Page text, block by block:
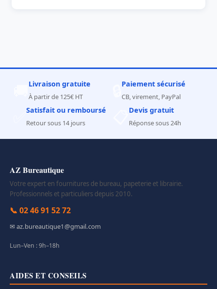
Livraison gratuite
À partir de 125€ HT
Paiement sécurisé
CB, virement, PayPal
Satisfait ou remboursé
Retour sous 14 jours
Devis gratuit
Réponse sous 24h
AZ Bureautique
Votre expert en fournitures de bureau, papeterie et librairie.
Professionnels et particuliers depuis 2010.
📞 02 46 91 52 72
✉ az.bureautique1@gmail.com
Lun–Ven : 9h–18h
AIDES ET CONSEILS